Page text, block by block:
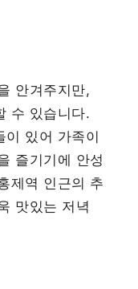
안겨주지만,
수 있습니다.
이 있어 가족이
즐기기에 안성
제역 인근의 추
맛있는 저녁